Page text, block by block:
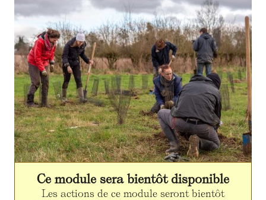
Ce module sera bientôt disponible
Les actions de ce module seront bientôt